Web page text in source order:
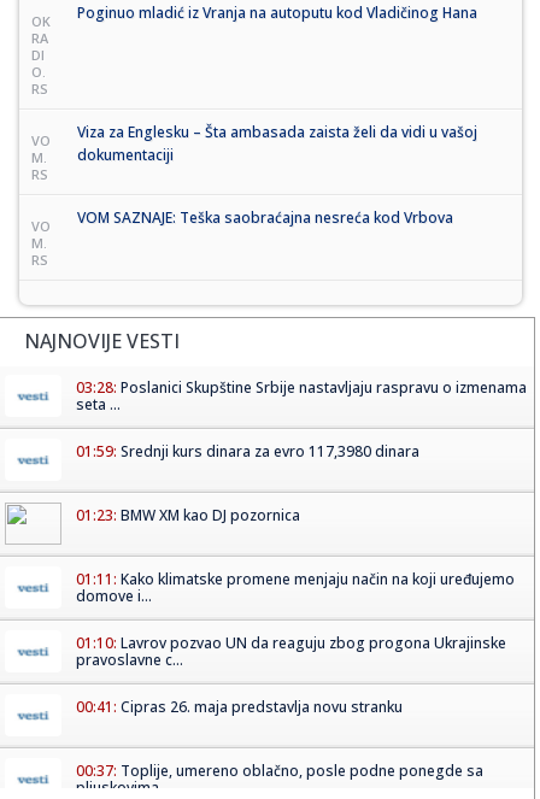
OK
RA
DI
O.
RS
Poginuo mladić iz Vranja na autoputu kod Vladičinog Hana
VO
M.
RS
Viza za Englesku – Šta ambasada zaista želi da vidi u vašoj
dokumentaciji
VO
M.
RS
VOM SAZNAJE: Teška saobraćajna nesreća kod Vrbova
NAJNOVIJE VESTI
03:28: Poslanici Skupštine Srbije nastavljaju raspravu o izmenama
seta ...
01:59: Srednji kurs dinara za evro 117,3980 dinara
01:23: BMW XM kao DJ pozornica
01:11: Kako klimatske promene menjaju način na koji uređujemo
domove i...
01:10: Lavrov pozvao UN da reaguju zbog progona Ukrajinske
pravoslavne c...
00:41: Cipras 26. maja predstavlja novu stranku
00:37: Toplije, umereno oblačno, posle podne ponegde sa
pljuskovima